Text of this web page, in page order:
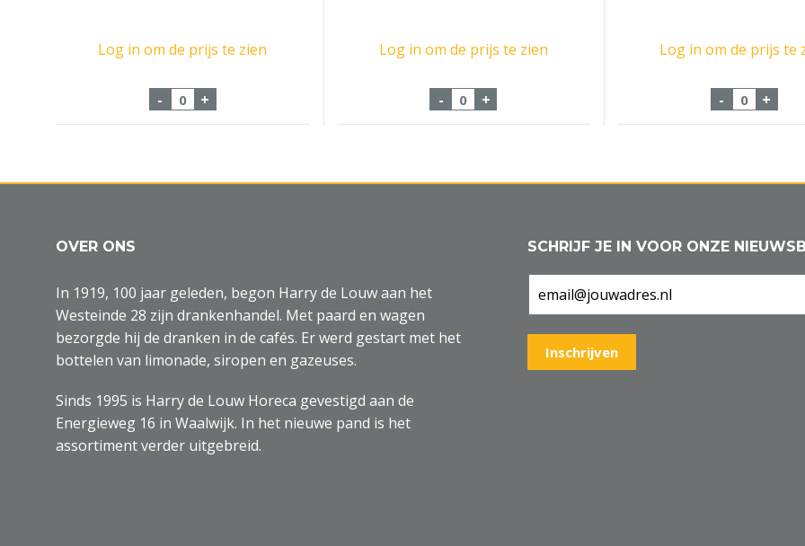
Log in om de prijs te zien
- Fust Hertog Jan Lentebock 20 liter aantal
+
Log in om de prijs te zien
- Fust Hertog Jan 50 liter Pilsener aantal
+
Log in om de prijs te
- Fust Filou
+
OVER ONS
In 1919, 100 jaar geleden, begon Harry de Louw aan het
Westeinde 28 zijn drankenhandel. Met paard en wagen
bezorgde hij de dranken in de cafés. Er werd gestart met het
bottelen van limonade, siropen en gazeuses.
Sinds 1995 is Harry de Louw Horeca gevestigd aan de
Energieweg 16 in Waalwijk. In het nieuwe pand is het
assortiment verder uitgebreid.
SCHRIJF JE IN VOOR ONZE